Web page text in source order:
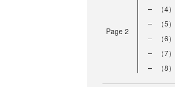
Page 2
（4
（5
（6
（7
（8